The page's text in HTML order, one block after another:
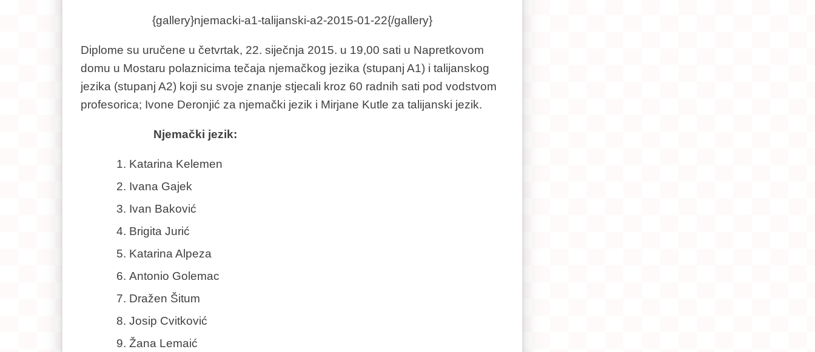
{gallery}njemacki-a1-talijanski-a2-2015-01-22{/gallery}
Diplome su uručene u četvrtak, 22. siječnja 2015. u 19,00 sati u Napretkovom
domu u Mostaru polaznicima tečaja njemačkog jezika (stupanj A1) i talijanskog
jezika (stupanj A2) koji su svoje znanje stjecali kroz 60 radnih sati pod vodstvom
profesorica; Ivone Deronjić za njemački jezik i Mirjane Kutle za talijanski jezik.
Njemački jezik:
Katarina Kelemen
Ivana Gajek
Ivan Baković
Brigita Jurić
Katarina Alpeza
Antonio Golemac
Dražen Šitum
Josip Cvitković
Žana Lemaić